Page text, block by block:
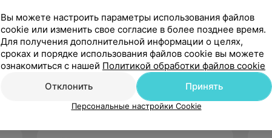
Рекомендую
Вы можете настроить параметры использования файлов
cookie или изменить свое согласие в более позднее время.
Для получения дополнительной информации о целях,
сроках и порядке использования файлов cookie вы можете
ознакомиться с нашей Политикой обработки файлов cookie
Отклонить
Принять
Персональные настройки Cookie